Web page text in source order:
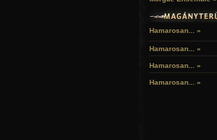
Hamarosan... »
Hamarosan... »
Hamarosan... »
Hamarosan... »